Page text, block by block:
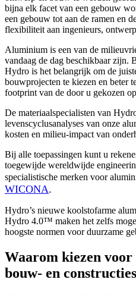
bijna elk facet van een gebouw
een gebouw tot aan de ramen en
flexibiliteit aan ingenieurs,
Aluminium is een van de
vandaag de dag beschikbaar zijn.
Hydro is het belangrijk om de
bouwprojecten te kiezen en beter
footprint van de door u gekozen
De materiaalspecialisten van
levenscyclusanalyses van onze
kosten en milieu-impact van
Bij alle toepassingen kunt u
toegewijde wereldwijde
specialistische merken voor
WICONA.
Hydro’s nieuwe koolstofarme
Hydro 4.0™ maken het zelfs
hoogste normen voor duurzame
Waarom kiezen
bouw- en